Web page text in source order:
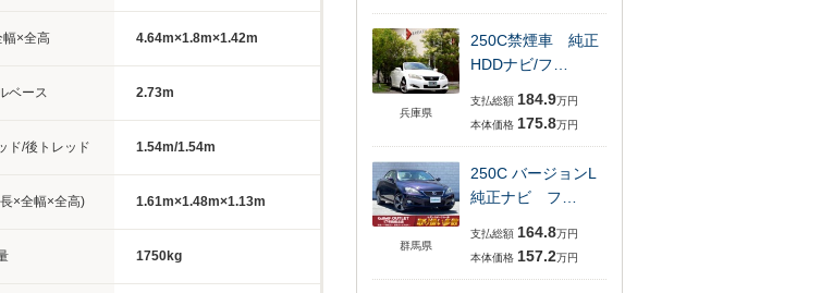
幅×全高 4.64m×1.8m×1.42m
ベース 2.73m
ド/後トレッド 1.54m/1.54m
×全幅×全高) 1.61m×1.48m×1.13m
1750kg
兵庫県
250C禁煙車 純正
HDDナビ/フ…
支払総額 184.9万円
本体価格 175.8万円
群馬県
250C バージョンL
純正ナビ フ…
支払総額 164.8万円
本体価格 157.2万円